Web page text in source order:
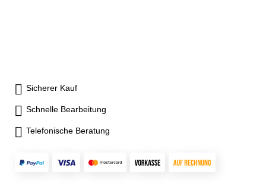
Sicherer Kauf
Schnelle Bearbeitung
Telefonische Beratung